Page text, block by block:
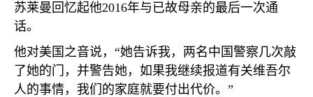
苏莱曼回忆起他2016年与已故母亲的最后一次通
话。
他对美国之音说，“她告诉我，两名中国警察几次敲
了她的门，并警告她，如果我继续报道有关维吾尔
人的事情，我们的家庭就要付出代价。”